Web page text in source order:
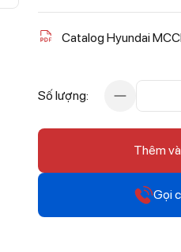
Catalog Hyundai
Số lượng:
Thêm
Gọi